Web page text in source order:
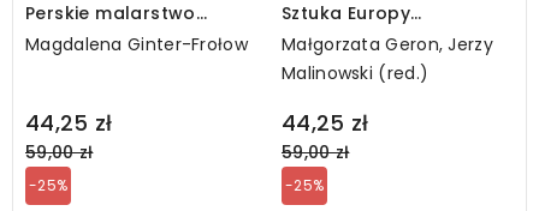
Perskie malarstwo
miniaturowe w
rękopisach z polskich
Magdalena Ginter-Frołow
44,25 zł
Regular
price
59,00 zł
-25%
Sztuka Europy
Wschodniej, tom IX (e-
book, PDF)
Małgorzata Geron, Jerzy
Malinowski (red.)
44,25 zł
Regular
price
59,00 zł
-25%